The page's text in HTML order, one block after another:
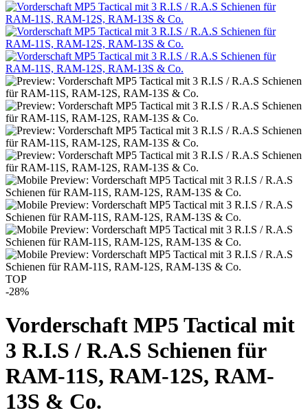
TOP
-28%
Vorderschaft MP5 Tactical mit
3 R.I.S / R.A.S Schienen für
RAM-11S, RAM-12S, RAM-
13S & Co.